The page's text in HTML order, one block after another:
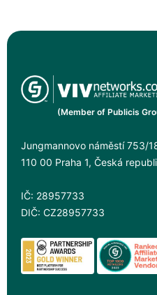
(Member of Publicis
Jungmannovo náměstí 753/
110 00 Praha 1, Česká
IČ: 28957733
DIČ: CZ28957733